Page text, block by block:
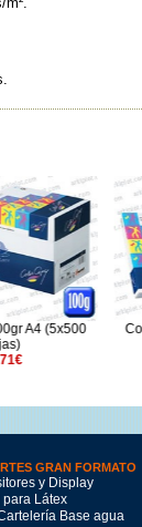
Color Copy 120gr A4
GRAN FORMATO
y Display
para Látex
Base agua